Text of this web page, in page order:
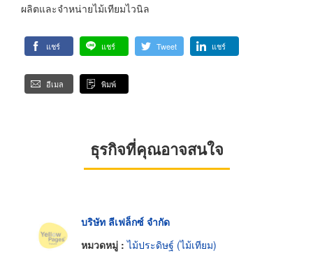
ผลิตและจำหน่ายไม้เทียมไวนิล
แชร์ แชร์ Tweet แชร์
อีเมล พิมพ์
ธุรกิจที่คุณอาจสนใจ
บริษัท ลีเฟล็กซ์ จำกัด
หมวดหมู่ :ไม้ประดิษฐ์ (ไม้เทียม)